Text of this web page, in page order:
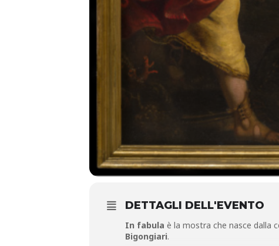
DETTAGLI DELL'EVENTO
In fabula è la mostra che nasce dalla
Bigongiari.